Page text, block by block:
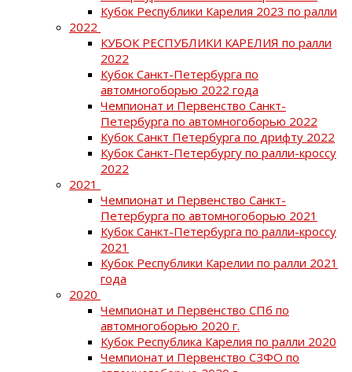
Кубок Республики Карелия 2023 по ралли
2022
КУБОК РЕСПУБЛИКИ КАРЕЛИЯ по ралли
2022
Кубок Санкт-Петербурга по
автомногоборью 2022 года
Чемпионат и Первенство Санкт-
Петербурга по автомногоборью 2022
Кубок Санкт Петербурга по дрифту 2022
Кубок Санкт-Петербургу по ралли-кроссу
2022
2021
Чемпионат и Первенство Санкт-
Петербурга по автомногоборью 2021
Кубок Санкт-Петербурга по ралли-кроссу
2021
Кубок Республики Карелии по ралли 2021
года
2020
Чемпионат и Первенство СПб по
автомногоборью 2020 г.
Кубок Республика Карелия по ралли 2020
Чемпионат и Первенство СЗФО по